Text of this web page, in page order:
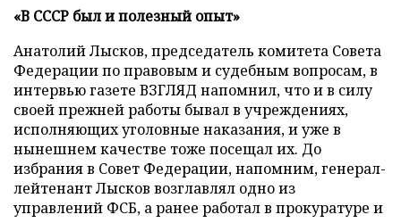
«В СССР был и полезный опыт»
Анатолий Лысков, председатель комитета Совета
Федерации по правовым и судебным вопросам, в
интервью газете ВЗГЛЯД напомнил, что и в силу
своей прежней работы бывал в учреждениях,
исполняющих уголовные наказания, и уже в
нынешнем качестве тоже посещал их. До
избрания в Совет Федерации, напомним, генерал-
лейтенант Лысков возглавлял одно из
управлений ФСБ, а ранее работал в прокуратуре и